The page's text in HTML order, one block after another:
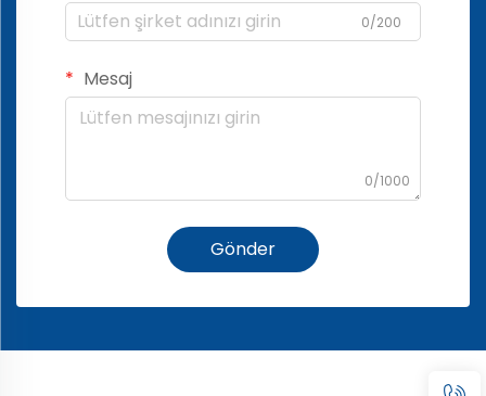
0/200
Mesaj
0/1000
Gönder